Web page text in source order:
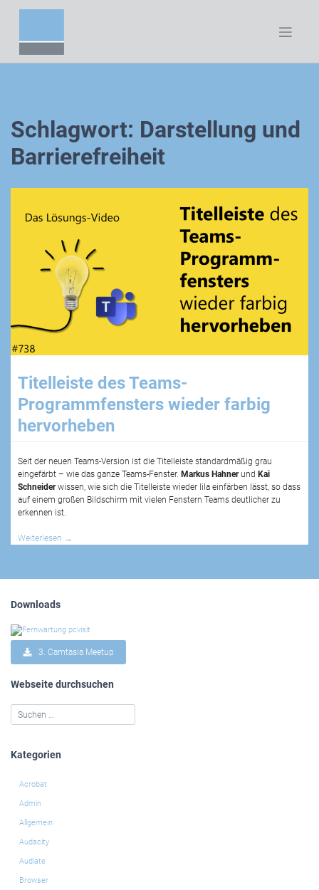
Schlagwort: Darstellung und
Barrierefreiheit
Titelleiste des Teams-
Programmfensters wieder farbig
hervorheben
Seit der neuen Teams-Version ist die Titelleiste standardmäßig grau
eingefärbt – wie das ganze Teams-Fenster. Markus Hahnerund Kai
Schneiderwissen, wie sich die Titelleiste wieder lila einfärben lässt, so dass
auf einem großen Bildschirm mit vielen Fenstern Teams deutlicher zu
erkennen ist.
Weiterlesen →
Downloads
3. Camtasia Meetup
Webseite durchsuchen
Kategorien
Acrobat
Admin
Allgemein
Audacity
Audiate
Browser